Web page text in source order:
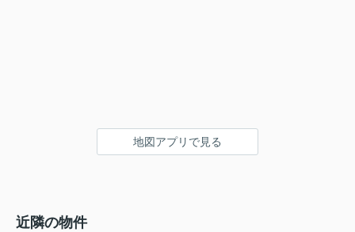
地図アプリで見る
近隣の物件